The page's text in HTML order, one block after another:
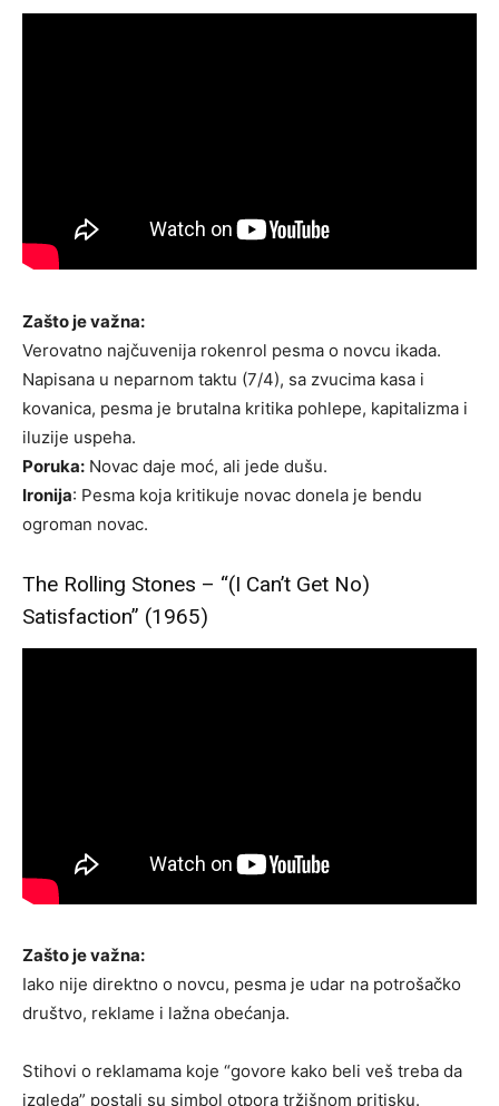
Zašto je važna:
Verovatno najčuvenija rokenrol pesma o novcu ikada.
Napisana u neparnom taktu (7/4), sa zvucima kasa i
kovanica, pesma je brutalna kritika pohlepe, kapitalizma i
iluzije uspeha.
Poruka: Novac daje moć, ali jede dušu.
Ironija: Pesma koja kritikuje novac donela je bendu
ogroman novac.
The Rolling Stones – “(I Can’t Get No)
Satisfaction” (1965)
Zašto je važna:
Iako nije direktno o novcu, pesma je udar na potrošačko
društvo, reklame i lažna obećanja.
Stihovi o reklamama koje “govore kako beli veš treba da
izgleda” postali su simbol otpora tržišnom pritisku.